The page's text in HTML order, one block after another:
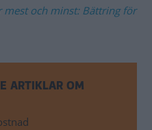
mest och minst: Bättring för
ARTIKLAR OM